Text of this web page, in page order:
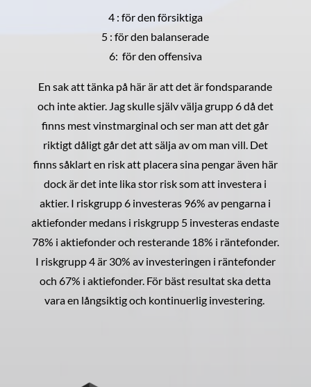
4 : för den försiktiga
5 : för den balanserade
6: för den offensiva
En sak att tänka på här är att det är fondsparande
och inte aktier. Jag skulle själv välja grupp 6 då det
finns mest vinstmarginal och ser man att det går
riktigt dåligt går det att sälja av om man vill. Det
finns såklart en risk att placera sina pengar även här
dock är det inte lika stor risk som att investera i
aktier. I riskgrupp 6 investeras 96% av pengarna i
aktiefonder medans i riskgrupp 5 investeras endaste
78% i aktiefonder och resterande 18% i räntefonder.
I riskgrupp 4 är 30% av investeringen i räntefonder
och 67% i aktiefonder. För bäst resultat ska detta
vara en långsiktig och kontinuerlig investering.